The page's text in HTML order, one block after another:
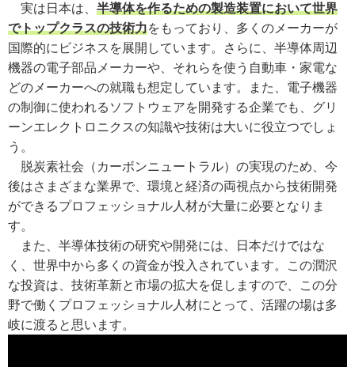
実は日本は、 半導体を作るための製造装置において世界
でトップクラスの技術力をもっており、多くのメーカーが
国際的にビジネスを展開しています。さらに、半導体周辺
機器の電子部品メーカーや、それらを使う自動車・家電な
どのメーカーへの就職も想定しています。また、電子機器
の制御に使われるソフトウェアを開発する企業でも、グリ
ーンエレクトロニクスの知識や技術は大いに役立つでしょ
う。
脱炭素社会（カーボンニュートラル）の実現のため、今
後はさまざまな業界で、環境と経済の両視点から技術開発
ができるプロフェッショナル人材が大量に必要となりま
す。
また、半導体技術の研究や開発には、日本だけではな
く、世界中から多くの資金が投入されています。この潤沢
な投資は、技術革新と市場の拡大を促しますので、この分
野で働くプロフェッショナル人材にとって、活躍の場は多
岐に渡ると思います。